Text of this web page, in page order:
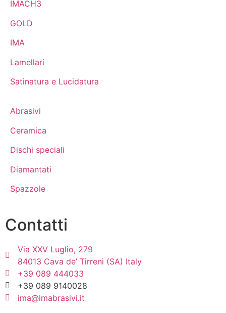
IMACH3
GOLD
IMA
Lamellari
Satinatura e Lucidatura
Abrasivi
Ceramica
Dischi speciali
Diamantati
Spazzole
Contatti
Via XXV Luglio, 279
84013 Cava de’ Tirreni (SA) Italy
+39 089 444033
+39 089 9140028
ima@imabrasivi.it